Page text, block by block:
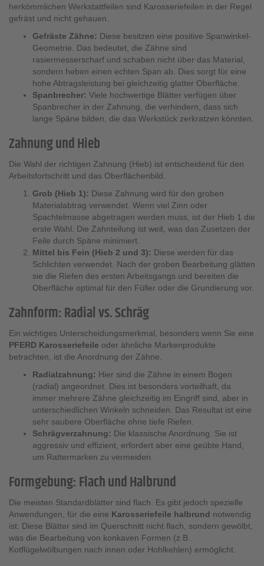
herkömmlichen Werkstattfeilen sind Karosseriefeilen in der Regel
gefräst und nicht gehauen.
Gefräste Zähne: Diese besitzen eine positive Spanwinkel-
Geometrie. Das bedeutet, die Zähne sind
rasiermesserscharf und schaben nicht über das Material,
sondern heben einen echten Span ab. Dies sorgt für eine
hohe Abtragsleistung bei gleichzeitig glatter Oberfläche.
Spanbrecher: Viele hochwertige Blätter verfügen über
Spanbrecher in der Zahnung, die verhindern, dass sich
lange Späne bilden, die das Werkstück zerkratzen könnten.
Zahnung und Hieb
Die Wahl der richtigen Zahnung (Hieb) ist entscheidend für den
Arbeitsfortschritt und das Oberflächenbild.
Grob (Hieb 1): Diese Zahnung wird für den groben
Materialabtrag verwendet. Wenn viel Zinn oder
Spachtelmasse abgetragen werden muss, ist der Hieb 1 die
erste Wahl. Die Zahnteilung ist weit, was das Zusetzen der
Feile durch Späne minimiert.
Mittel bis Fein (Hieb 2 und 3): Diese werden für das
Schlichten verwendet. Nach der groben Bearbeitung glätten
sie die Riefen des ersten Arbeitsgangs und bereiten die
Oberfläche optimal für den Füller oder die Grundierung vor.
Zahnform: Radial vs. Schräg
Ein wichtiges Unterscheidungsmerkmal, besonders wenn Sie eine
PFERD Karosseriefeile oder ähnliche Markenprodukte
betrachten, ist die Anordnung der Zähne.
Radialzahnung: Hier sind die Zähne in einem Bogen
(radial) angeordnet. Dies ist besonders vorteilhaft, da
immer mehrere Zähne gleichzeitig im Eingriff sind, aber in
unterschiedlichen Winkeln schneiden. Das Resultat ist eine
sehr saubere Oberfläche ohne tiefe Riefen.
Schrägverzahnung: Die klassische Anordnung. Sie ist
aggressiv und effizient, erfordert aber eine geübte Hand,
um Rattermarken zu vermeiden.
Formgebung: Flach und Halbrund
Die meisten Standardblätter sind flach. Es gibt jedoch spezielle
Anwendungen, für die eine Karosseriefeile halbrund notwendig
ist. Diese Blätter sind im Querschnitt nicht flach, sondern gewölbt,
was die Bearbeitung von konkaven Formen (z.B.
Kotflügelwölbungen nach innen oder Hohlkehlen) ermöglicht.